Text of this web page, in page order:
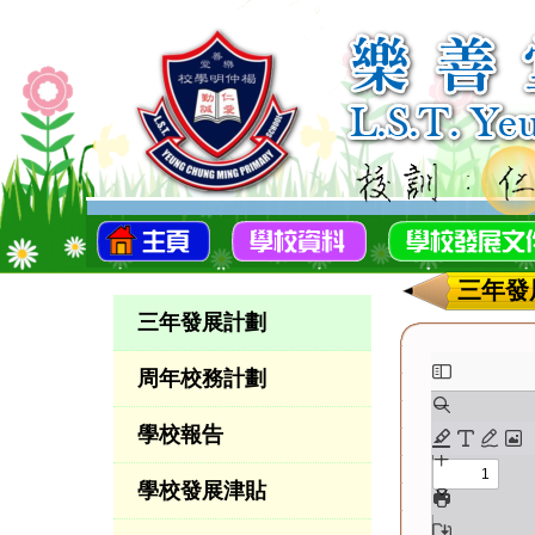
三年發展計劃
周年校務計劃
學校報告
學校發展津貼
三年發